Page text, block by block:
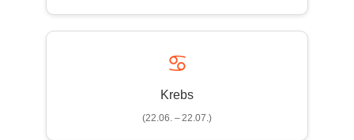
♋
Krebs
(22.06. – 22.07.)